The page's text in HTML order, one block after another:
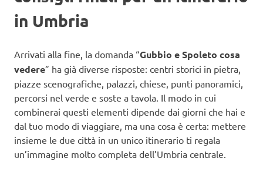
in Umbria
Arrivati alla fine, la domanda “Gubbio e Spoleto cosa
vedere” ha già diverse risposte: centri storici in pietra,
piazze scenografiche, palazzi, chiese, punti panoramici,
percorsi nel verde e soste a tavola. Il modo in cui
combinerai questi elementi dipende dai giorni che hai e
dal tuo modo di viaggiare, ma una cosa è certa: mettere
insieme le due città in un unico itinerario ti regala
un’immagine molto completa dell’Umbria centrale.